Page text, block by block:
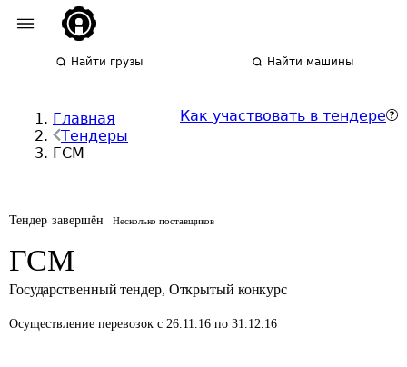
Найти грузы Найти машины
Главная
Тендеры
ГСМ
Как участвовать в тендере
Тендер завершён Несколько поставщиков
ГСМ
Государственный тендер, Открытый конкурс
Осуществление перевозок с 26.11.16 по 31.12.16